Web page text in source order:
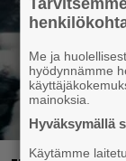
Me ja
hyödynnämme
mainoksia.
Hyväksymällä
Käytämme